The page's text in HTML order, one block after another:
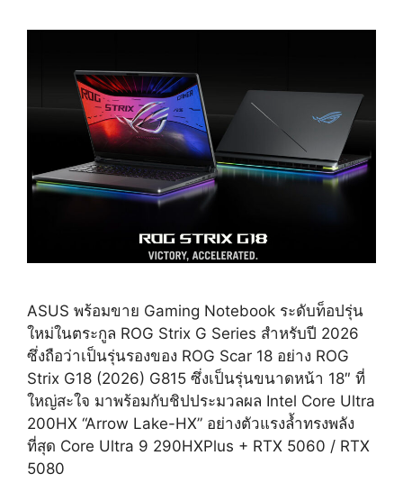
ASUS พร้อมขาย Gaming Notebook ระดับท็อปรุ่น
ใหม่ในตระกูล ROG Strix G Series สำหรับปี 2026
ซึ่งถือว่าเป็นรุ่นรองของ ROG Scar 18 อย่าง ROG
Strix G18 (2026) G815 ซึ่งเป็นรุ่นขนาดหน้า 18″ ที่
ใหญ่สะใจ มาพร้อมกับชิปประมวลผล Intel Core Ultra
200HX “Arrow Lake-HX” อย่างตัวแรงล้ำทรงพลัง
ที่สุด Core Ultra 9 290HXPlus + RTX 5060 / RTX
5080